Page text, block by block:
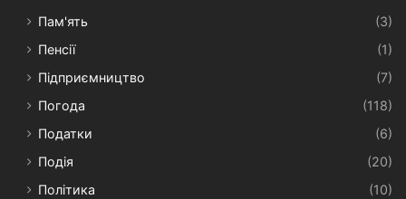
Пам'ять
(3)
Пенсії
(1)
Підприємництво
(7)
Погода
(118)
Податки
(6)
Подія
(20)
Політика
(10)